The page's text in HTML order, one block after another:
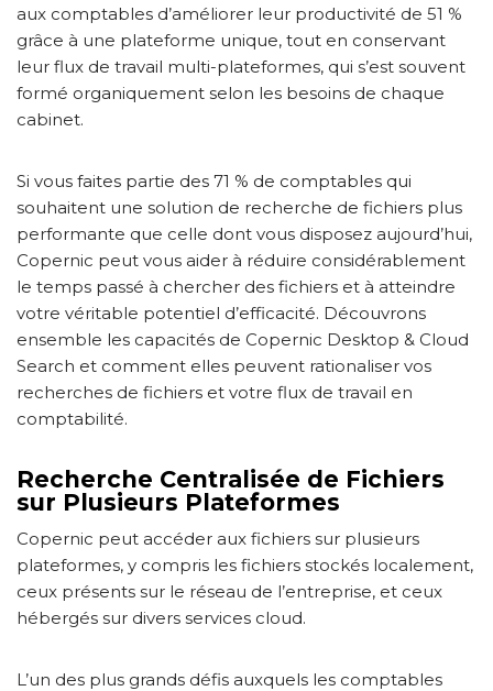
aux comptables d’améliorer leur productivité de 51 %
grâce à une plateforme unique, tout en conservant
leur flux de travail multi-plateformes, qui s’est souvent
formé organiquement selon les besoins de chaque
cabinet.
Si vous faites partie des 71 % de comptables qui
souhaitent une solution de recherche de fichiers plus
performante que celle dont vous disposez aujourd’hui,
Copernic peut vous aider à réduire considérablement
le temps passé à chercher des fichiers et à atteindre
votre véritable potentiel d’efficacité. Découvrons
ensemble les capacités de Copernic Desktop & Cloud
Search et comment elles peuvent rationaliser vos
recherches de fichiers et votre flux de travail en
comptabilité.
Recherche Centralisée de Fichiers
sur Plusieurs Plateformes
Copernic peut accéder aux fichiers sur plusieurs
plateformes, y compris les fichiers stockés localement,
ceux présents sur le réseau de l’entreprise, et ceux
hébergés sur divers services cloud.
L’un des plus grands défis auxquels les comptables